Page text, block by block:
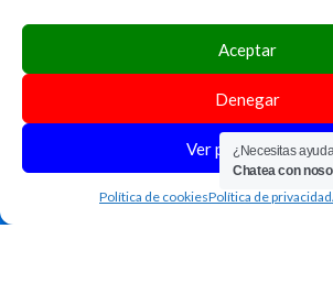
Aceptar
Denegar
Ver preferencias
Política de cookiesPolítica de privacidad
POLÍTICA DE COOKIES
FORMULARIO DE ACCESIBILIDAD
¿Necesitas
Chatea con